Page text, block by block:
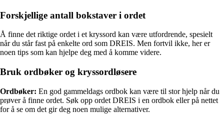
Forskjellige antall bokstaver i ordet
Å finne det riktige ordet i et kryssord kan være utfordrende, spesielt
når du står fast på enkelte ord som DREIS. Men fortvil ikke, her er
noen tips som kan hjelpe deg med å komme videre.
Bruk ordbøker og kryssordløsere
Ordbøker: En god gammeldags ordbok kan være til stor hjelp når du
prøver å finne ordet. Søk opp ordet DREIS i en ordbok eller på nettet
for å se om det gir deg noen mulige alternativer.